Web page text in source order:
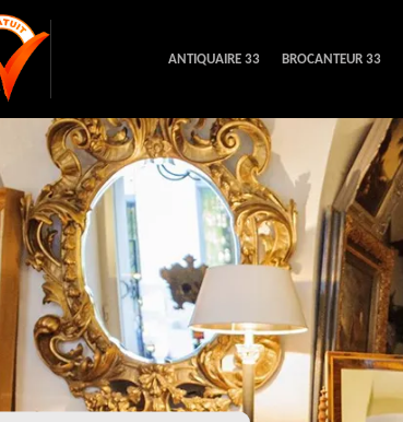
ANTIQUAIRE 33 BROCANTEUR 33